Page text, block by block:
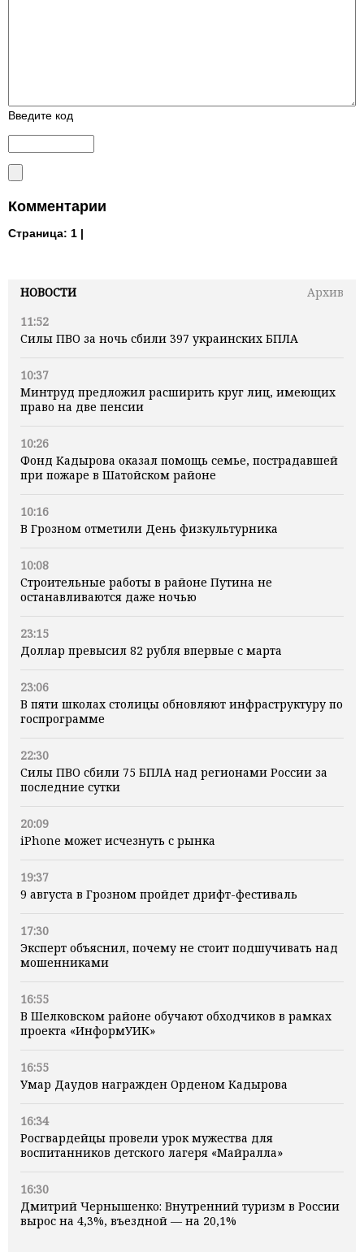
НОВОСТИ
Архив
11:52
Силы ПВО за ночь сбили 397 украинских БПЛА
10:37
Минтруд предложил расширить круг лиц, имеющих
право на две пенсии
10:26
Фонд Кадырова оказал помощь семье, пострадавшей
при пожаре в Шатойском районе
10:16
В Грозном отметили День физкультурника
10:08
Строительные работы в районе Путина не
останавливаются даже ночью
23:15
Доллар превысил 82 рубля впервые с марта
23:06
В пяти школах столицы обновляют инфраструктуру по
госпрограмме
22:30
Силы ПВО сбили 75 БПЛА над регионами России за
последние сутки
20:09
iPhone может исчезнуть с рынка
19:37
9 августа в Грозном пройдет дрифт-фестиваль
17:30
Эксперт объяснил, почему не стоит подшучивать над
мошенниками
16:55
В Шелковском районе обучают обходчиков в рамках
проекта «ИнформУИК»
16:55
Умар Даудов награжден Орденом Кадырова
16:34
Росгвардейцы провели урок мужества для
воспитанников детского лагеря «Майралла»
16:30
Дмитрий Чернышенко: Внутренний туризм в России
вырос на 4,3%, въездной — на 20,1%
Введите код
Комментарии
Страница: 1 |